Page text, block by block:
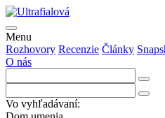
Menu
Rozhovory Recenzie Články
O nás
Vo vyhľadávaní: